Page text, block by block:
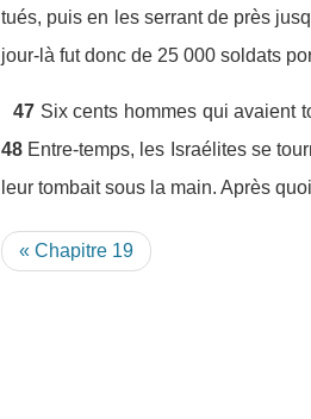
tués, puis en les serrant de près
jour-là fut donc de 25 000 soldats
47 Six cents hommes qui avaient
48 Entre-temps, les Israélites se
leur tombait sous la main. Après
« Chapitre 19